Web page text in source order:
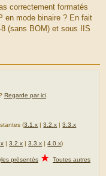
correctement formatés
en mode binaire ? En fait
(sans BOM) et sous IIS
Regarde par ici
(3.1.x |3.2.x |3.3.x
|3.2.x |3.3.x |4.0.x)
présentés ★ Toutes autres